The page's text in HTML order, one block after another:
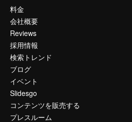
料金
会社概要
Reviews
採用情報
検索トレンド
ブログ
イベント
Slidesgo
コンテンツを販売する
プレスルーム